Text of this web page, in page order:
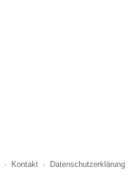
· Kontakt · Datenschutzerklärung